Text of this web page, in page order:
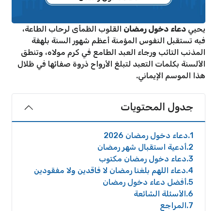
يحيي دعاء دخول رمضان القلوب الظمأى لرحاب الطاعة،
فبه تستقبل النفوس المؤمنة أعظم شهور السنة بلهفة
المذنب التائب ورجاء العبد الطامع في كرم مولاه، وتنطق
الألسنة بكلمات التعبد لتبلغ الأرواح ذروة صفائها في ظلال
هذا الموسم الإيماني.
جدول المحتويات
1 دعاء دخول رمضان 2026
2 أدعية استقبال شهر رمضان
3 دعاء دخول رمضان مكتوب
4 دعاء اللهم بلغنا رمضان لا فاقدين ولا مفقودين
5 أفضل دعاء دخول رمضان
6 الأسئلة الشائعة
7 المراجع